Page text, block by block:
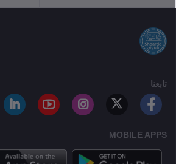
تابعنا
MOBILE APPS